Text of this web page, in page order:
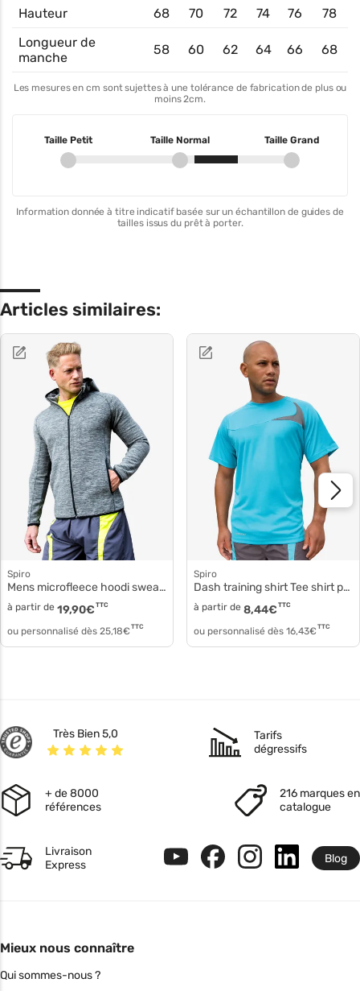
Hauteur 68 70 72 74 76
78
Longueur de
manche
58 60 62 64 66 68
Les mesures en cm sont sujettes à une tolérance de fabrication de plus ou
moins 2cm.
Taille Petit Taille Normal Taille Grand
Information donnée à titre indicatif basée sur un échantillon de guides de
tailles issus du prêt à porter.
Articles similaires:
Spiro
Mens microfleece hoodi sweat s245m
à partir de 19,90€ TTC
ou personnalisé dès 25,18€ TTC
Spiro
dash training shirt Tee shirt polyester respirant s182m
à partir de 8,44€ TTC
ou personnalisé dès 16,43€ TTC
Très Bien 5,0
Tarifs
dégressifs
+ de 8000
références
216 marques en
catalogue
Livraison
Express
Blog
Mieux nous connaître
Qui sommes-nous ?